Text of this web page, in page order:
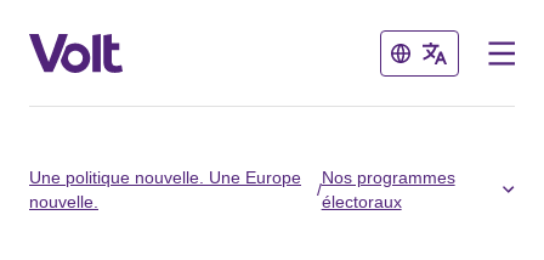
Fermer
Choisir une langue
Fermer
Une politique nouvelle. Une Europe
nouvelle.
/
Nos programmes
électoraux